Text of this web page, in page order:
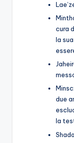
cura
la
due
la